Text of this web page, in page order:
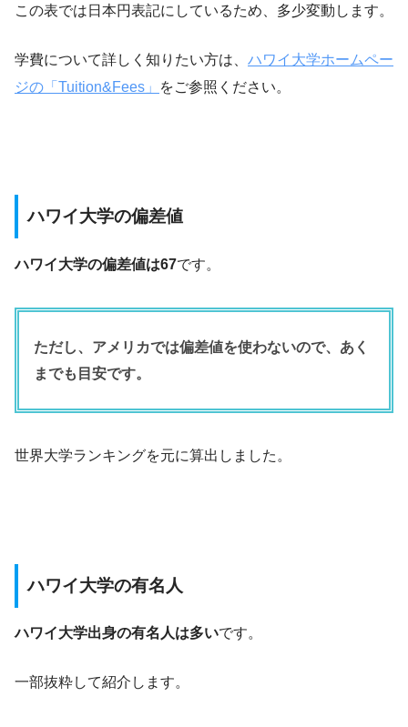
この表では日本円表記にしているため、多少変動します。
学費について詳しく知りたい方は、 ハワイ大学ホームペー
ジの「Tuition&Fees」
をご参照ください。
ハワイ大学の偏差値
ハワイ大学の偏差値は67です。
ただし、アメリカでは偏差値を使わないので、あく
までも目安です。
世界大学ランキングを元に算出しました。
ハワイ大学の有名人
ハワイ大学出身の有名人は多いです。
一部抜粋して紹介します。